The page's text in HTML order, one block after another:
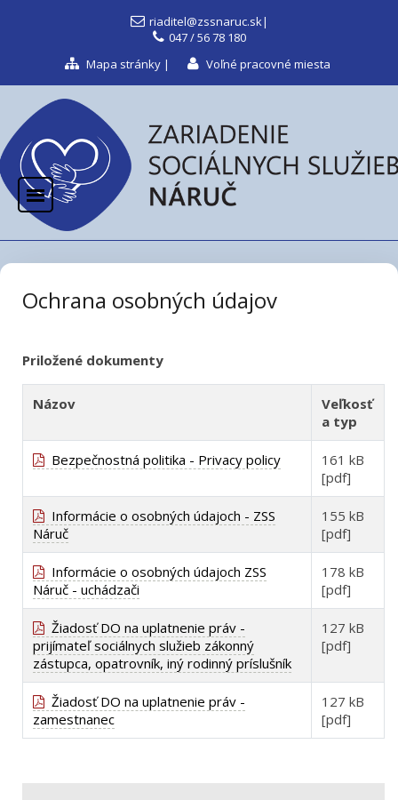
riaditel@zssnaruc.sk|
047 / 56 78 180
Mapa stránky | Voľné pracovné miesta
Ochrana osobných údajov
Priložené dokumenty
Názov
Veľkosť
a typ
Bezpečnostná politika - Privacy policy
161 kB
[pdf]
Informácie o osobných údajoch - ZSS
Náruč
155 kB
[pdf]
Informácie o osobných údajoch ZSS
Náruč - uchádzači
178 kB
[pdf]
Žiadosť DO na uplatnenie práv -
prijímateľ sociálnych služieb zákonný
zástupca, opatrovník, iný rodinný príslušník
127 kB
[pdf]
Žiadosť DO na uplatnenie práv -
zamestnanec
127 kB
[pdf]